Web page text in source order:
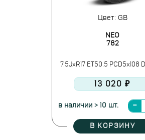
Цвет: GB
NEO
782
7.5JxR17 ET50.5 PCD5x108
13 020 ₽
в наличии > 10 шт.
В КОРЗИНУ